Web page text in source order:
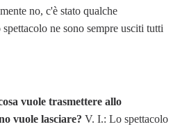
no, c'è stato qualche
ne sono sempre usciti tutti
vuole trasmettere allo
vuole lasciare? V. I.: Lo spettacolo